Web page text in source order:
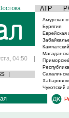
АТР
04:50 |
|
Амурская
Бурятия
Еврейская
Чукотский